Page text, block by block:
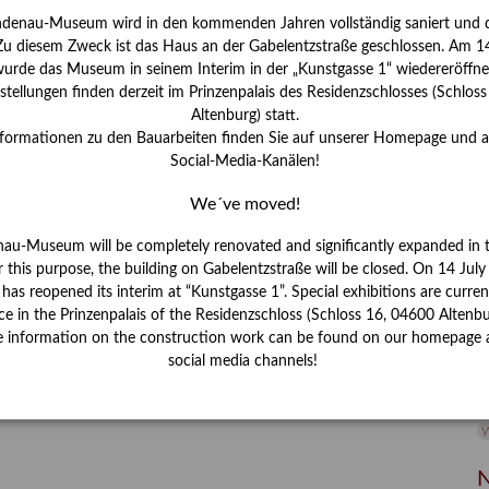
Museum wird in den kommenden Jahren vollständig saniert und
diesem Zweck ist das Haus an der Gabelentzstraße geschlossen. Am
das Museum in seinem Interim in der „Kunstgasse 1“
finden derzeit im Prinzenpalais des Residenzschlosses
Altenburg) statt.
zu den Bauarbeiten finden Sie auf unserer Homepage und
Social-Media-Kanälen!
We´ve moved!
Museum will be completely renovated and significantly expanded in
this purpose, the building on Gabelentzstraße will be closed. On 14
reopened its interim at “Kunstgasse 1”. Special exhibitions are
in the Prinzenpalais of the Residenzschloss (Schloss 16, 04600
information on the construction work can be found on our homepage
social media channels!